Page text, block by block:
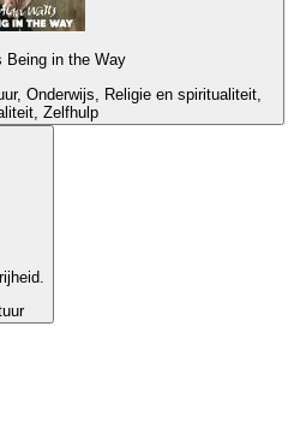
Being in the Way
Onderwijs, Religie en spiritualiteit,
Zelfhulp